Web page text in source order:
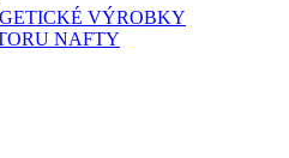
VÝROBKY
NAFTY